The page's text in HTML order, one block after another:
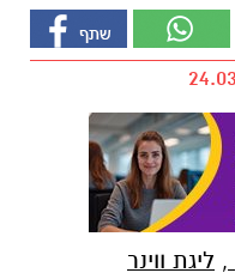
, ליגת ווינר